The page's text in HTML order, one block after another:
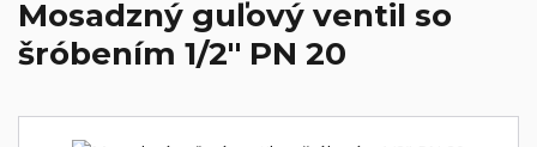
Mosadzný guľový ventil so
šróbením 1/2" PN 20